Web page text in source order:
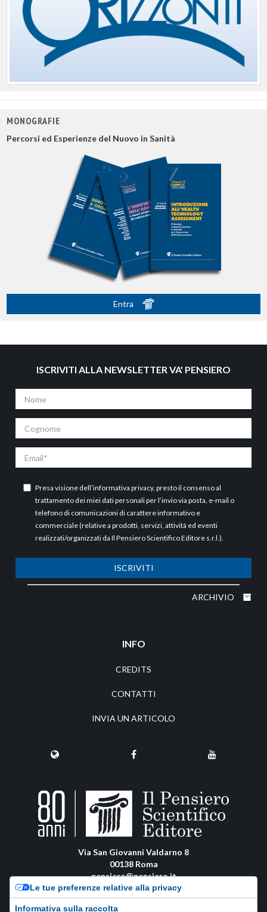
MONOGRAFIE
Percorsi ed Esperienze del Nuovo in Sanità
Entra
ISCRIVITI ALLA NEWSLETTER VA' PENSIERO
Presa visione dell’informativa privacy, presto il consenso al
trattamento dei miei dati personali per l’invio via posta, e-mail o
telefono di comunicazioni di carattere informativo e
commerciale (relative a prodotti, servizi, attività ed eventi
realizzati/organizzati da Il Pensiero Scientifico Editore s.r.l.).
ISCRIVITI
ARCHIVIO
INFO
CREDITS
CONTATTI
INVIA UN ARTICOLO
Via San Giovanni Valdarno 8
00138 Roma
pensiero@pensiero.it
amministrazione@pec.pensiero.com
Le tue preferenze relative alla privacy
Informativa sulla raccolta